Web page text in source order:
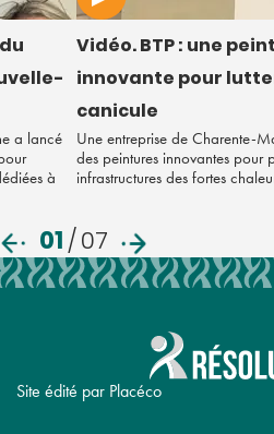
a lancé
à
Vidéo. BTP : une
innovante pour
canicule
Une entreprise de Charente-
des peintures innovantes pour
infrastructures des fortes
01/07
Site édité par Placéco